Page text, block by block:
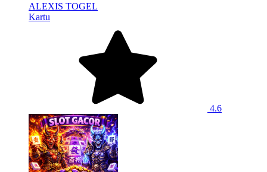
ALEXIS TOGEL
Kartu
4.6